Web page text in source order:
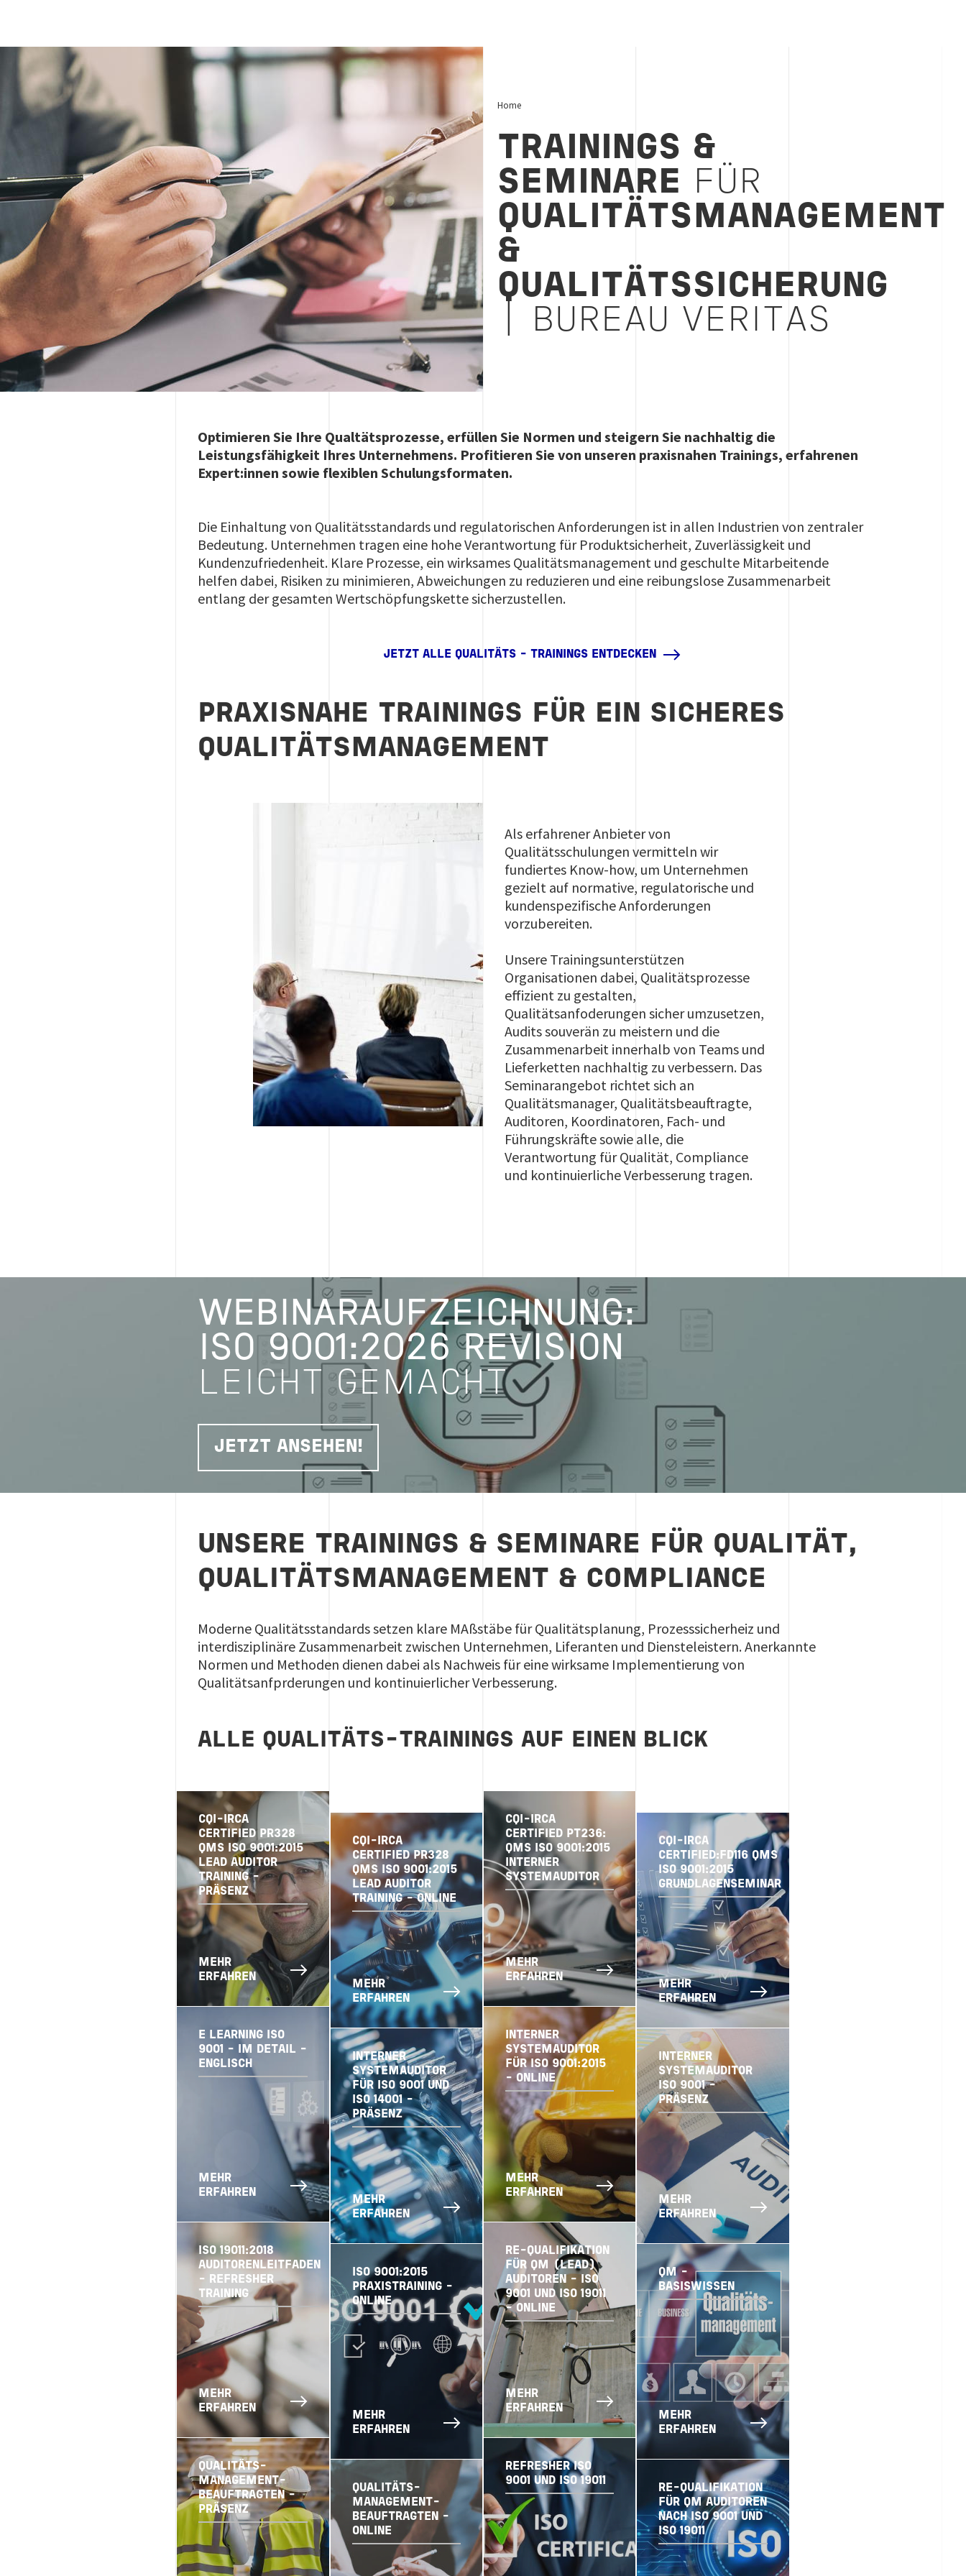
Qualitätsmanagement und Kundenzufriedenheit
Home
TRAININGS &
SEMINARE
FÜR
QUALITÄTSMANAGEMENT
&
QUALITÄTSSICHERUNG
| BUREAU VERITAS
Optimieren Sie Ihre Qualtätsprozesse, erfüllen Sie Normen und steigern Sie nachhaltig die
Leistungsfähigkeit Ihres Unternehmens. Profitieren Sie von unseren praxisnahen Trainings, erfahrenen
Expert:innen sowie flexiblen Schulungsformaten.
Die Einhaltung von Qualitätsstandards und regulatorischen Anforderungen ist in allen Industrien von zentraler
Bedeutung. Unternehmen tragen eine hohe Verantwortung für Produktsicherheit, Zuverlässigkeit und
Kundenzufriedenheit. Klare Prozesse, ein wirksames Qualitätsmanagement und geschulte Mitarbeitende
helfen dabei, Risiken zu minimieren, Abweichungen zu reduzieren und eine reibungslose Zusammenarbeit
entlang der gesamten Wertschöpfungskette sicherzustellen.
JETZT ALLE QUALITÄTS - TRAININGS ENTDECKEN
PRAXISNAHE TRAININGS FÜR EIN SICHERES
QUALITÄTSMANAGEMENT
Als erfahrener Anbieter von
Qualitätsschulungen vermitteln wir
fundiertes Know-how, um Unternehmen
gezielt auf normative, regulatorische und
kundenspezifische Anforderungen
vorzubereiten.
Unsere Trainingsunterstützen
Organisationen dabei, Qualitätsprozesse
effizient zu gestalten,
Qualitätsanfoderungen sicher umzusetzen,
Audits souverän zu meistern und die
Zusammenarbeit innerhalb von Teams und
Lieferketten nachhaltig zu verbessern. Das
Seminarangebot richtet sich an
Qualitätsmanager, Qualitätsbeauftragte,
Auditoren, Koordinatoren, Fach- und
Führungskräfte sowie alle, die
Verantwortung für Qualität, Compliance
und kontinuierliche Verbesserung tragen.
WEBINARAUFZEICHNUNG:
ISO 9001:2026 REVISION
LEICHT GEMACHT
JETZT ANSEHEN!
UNSERE TRAININGS & SEMINARE FÜR QUALITÄT,
QUALITÄTSMANAGEMENT & COMPLIANCE
Moderne Qualitätsstandards setzen klare MAßstäbe für Qualitätsplanung, Prozesssicherheiz und
interdisziplinäre Zusammenarbeit zwischen Unternehmen, Liferanten und Diensteleistern. Anerkannte
Normen und Methoden dienen dabei als Nachweis für eine wirksame Implementierung von
Qualitätsanfprderungen und kontinuierlicher Verbesserung.
ALLE QUALITÄTS-TRAININGS AUF EINEN BLICK
CQI-IRCA
CERTIFIED PR328
QMS ISO 9001:2015
LEAD AUDITOR
TRAINING -
PRÄSENZ
MEHR
ERFAHREN
CQI-IRCA
CERTIFIED PR328
QMS ISO 9001:2015
LEAD AUDITOR
TRAINING - ONLINE
MEHR
ERFAHREN
CQI-IRCA
CERTIFIED PT236:
QMS ISO 9001:2015
INTERNER
SYSTEMAUDITOR
MEHR
ERFAHREN
CQI-IRCA
CERTIFIED:FD116 QMS
ISO 9001:2015
GRUNDLAGENSEMINAR
MEHR
ERFAHREN
E LEARNING ISO
9001 - IM DETAIL -
ENGLISCH
MEHR
ERFAHREN
INTERNER
SYSTEMAUDITOR
FÜR ISO 9001 UND
ISO 14001 -
PRÄSENZ
MEHR
ERFAHREN
INTERNER
SYSTEMAUDITOR
FÜR ISO 9001:2015
- ONLINE
MEHR
ERFAHREN
INTERNER
SYSTEMAUDITOR
ISO 9001 -
PRÄSENZ
MEHR
ERFAHREN
ISO 19011:2018
AUDITORENLEITFADEN
- REFRESHER
TRAINING
MEHR
ERFAHREN
ISO 9001:2015
PRAXISTRAINING -
ONLINE
MEHR
ERFAHREN
RE-QUALIFIKATION
FÜR QM (LEAD)
AUDITOREN - ISO
9001 UND ISO 19011
- ONLINE
MEHR
ERFAHREN
QM -
BASISWISSEN
MEHR
ERFAHREN
QUALITÄTS-
MANAGEMENT-
BEAUFTRAGTEN -
PRÄSENZ
QUALITÄTS-
MANAGEMENT-
BEAUFTRAGTEN -
ONLINE
REFRESHER ISO
9001 UND ISO 19011
RE-QUALIFIKATION
FÜR QM AUDITOREN
NACH ISO 9001 UND
ISO 19011